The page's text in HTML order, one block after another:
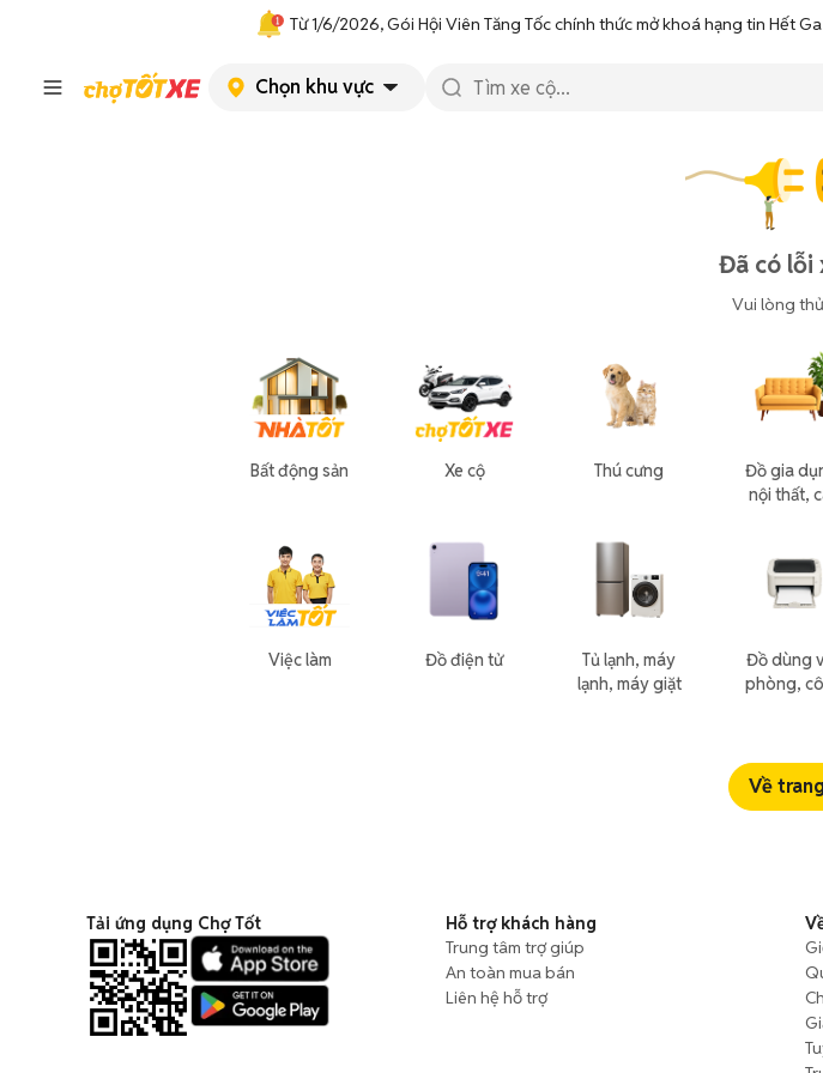
Từ 1/6/2026, Gói Hội Viên Tăng Tốc chính thức mở khoá hạng tin Hết
Chọn khu vực
Đã có lỗi
Vui lòng
Bất động sản
Việc làm
Xe cộ
Đồ điện tử
Thú cưng
Tủ lạnh, máy
lạnh, máy giặt
Đồ gia
nội thất,
Đồ dùng
phòng,
Về
Tải ứng dụng Chợ Tốt
Hỗ trợ khách hàng
Trung tâm trợ giúp
An toàn mua bán
Liên hệ hỗ trợ